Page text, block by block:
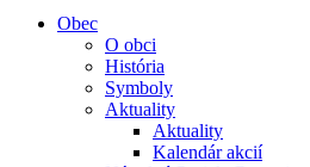
Obec
O obci
História
Symboly
Aktuality
Aktuality
Kalendár akcií